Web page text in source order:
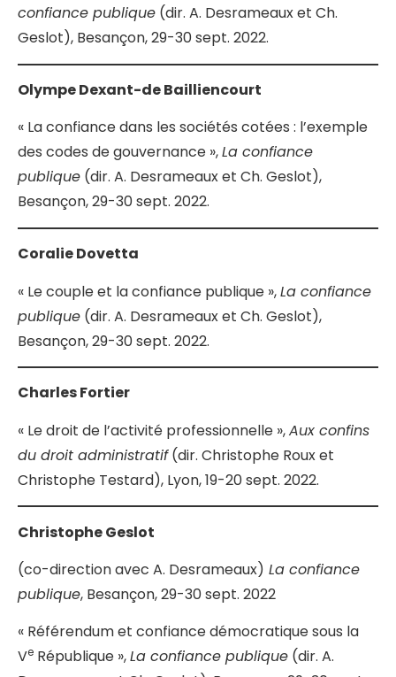
confiance publique (dir. A. Desrameaux et Ch.
Geslot), Besançon, 29-30 sept. 2022.
Olympe Dexant-de Bailliencourt
« La confiance dans les sociétés cotées : l’exemple
des codes de gouvernance »,La confiance
publique (dir. A. Desrameaux et Ch. Geslot),
Besançon, 29-30 sept. 2022.
Coralie Dovetta
« Le couple et la confiance publique »,La confiance
publique (dir. A. Desrameaux et Ch. Geslot),
Besançon, 29-30 sept. 2022.
Charles Fortier
« Le droit de l’activité professionnelle »,Aux confins
du droit administratif(dir. Christophe Roux et
Christophe Testard), Lyon, 19-20 sept. 2022.
Christophe Geslot
(co-direction avec A. Desrameaux) La confiance
publique, Besançon, 29-30 sept. 2022
« Référendum et confiance démocratique sous la
Ve République »,La confiance publique (dir. A.